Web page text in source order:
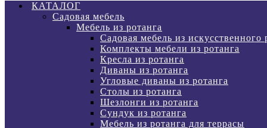
КАТАЛОГ
Садовая мебель
Мебель из ротанга
Садовая мебель из искусственного
Комплекты мебели из ротанга
Кресла из ротанга
Диваны из ротанга
Угловые диваны из ротанга
Столы из ротанга
Шезлонги из ротанга
Сундук из ротанга
Мебель из ротанга для террасы